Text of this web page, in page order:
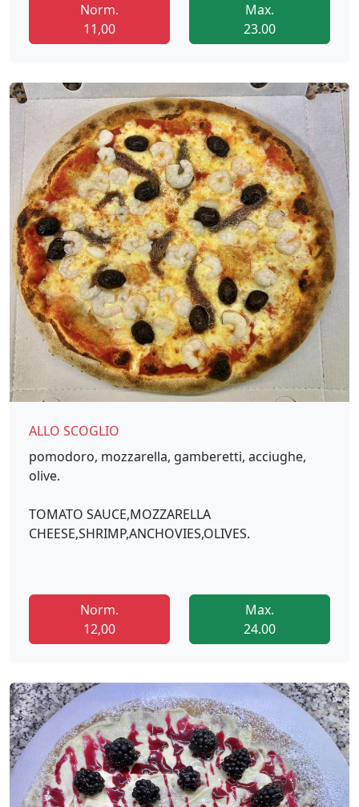
Norm.
11,00
Max.
23.00
ALLO SCOGLIO
pomodoro, mozzarella, gamberetti, acciughe,
olive.
TOMATO SAUCE,MOZZARELLA
CHEESE,SHRIMP,ANCHOVIES,OLIVES.
Norm.
12,00
Max.
24.00